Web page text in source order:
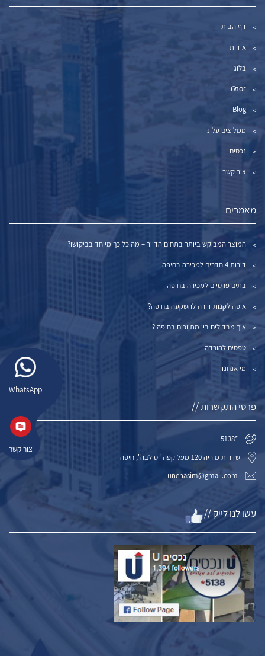
WhatsApp
צור קשר
דף הבית
אודות
בלוג
блог
Blog
ממליצים עלינו
נכסים
צור קשר
מאמרים
המוצר המבוקש ביותר בתחום הדיור – מה כל כך מיוחד בביקושו?
דירות 4 חדרים למכירה בחיפה
בתים פרטיים למכירה בחיפה
איפה לקנות דירה להשקעה בחיפה?
איך מבדילים בין מתווכים בחיפה ?
טפסים להורדה
מי אנחנו
פרטי התקשרות //
*5138
שדרות מוריה 120 מעל קפה "סילבה", חיפה
unehasim@gmail.com
עשו לנו לייק //